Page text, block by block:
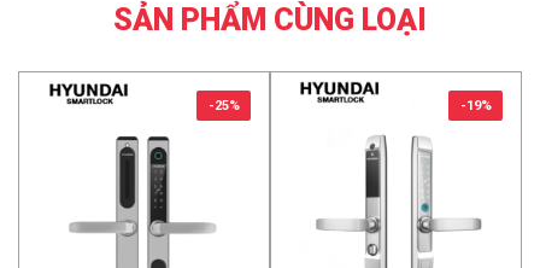
SẢN PHẨM CÙNG LOẠI
-25% -19%